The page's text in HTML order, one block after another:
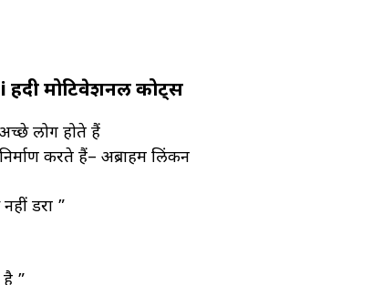
मोटिवेशनल कोट्स
लोग होते हैं
करते हैं– अब्राहम लिंकन
डरा ”